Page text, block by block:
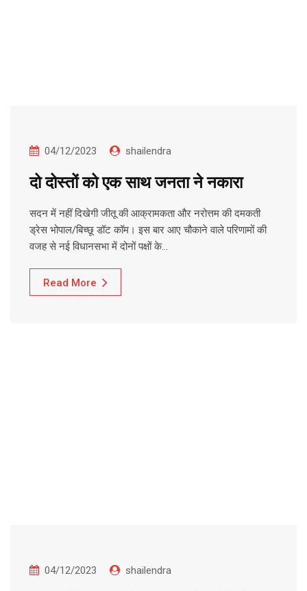
04/12/2023 shailendra
दो दोस्तों को एक साथ जनता ने नकारा
सदन में नहीं दिखेगी जीतू की आक्रामकता और नरोत्तम की दमकती
ड्रेस भोपाल/बिच्छू डॉट कॉम। इस बार आए चौकाने वाले परिणामों की
वजह से नई विधानसभा में दोनों पक्षों के…
Read More
04/12/2023 shailendra